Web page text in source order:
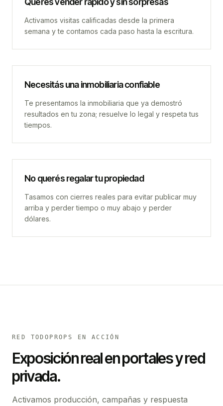
Activamos visitas calificadas desde la primera
semana y te contamos cada paso hasta la escritura.
Necesitás una inmobiliaria confiable
Te presentamos la inmobiliaria que ya demostró
resultados en tu zona; resuelve lo legal y respeta tus
tiempos.
No querés regalar tu propiedad
Tasamos con cierres reales para evitar publicar muy
arriba y perder tiempo o muy abajo y perder
dólares.
RED TODOPROPS EN ACCIÓN
Exposición real en portales y red
privada.
Activamos producción, campañas y respuesta